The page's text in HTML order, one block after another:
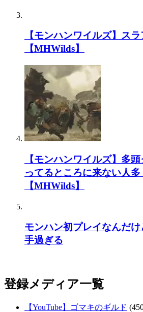
【モンハンワイルズ】ス
【MHWilds】
【モンハンワイルズ】多
ってるところに来ない人多
【MHWilds】
モンハン初プレイなんだ
手過ぎる
登録メディア一覧
【YouTube】ゴマキのギルド